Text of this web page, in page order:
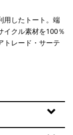
用したトート。端
イクル素材を100％
トレード・サーテ